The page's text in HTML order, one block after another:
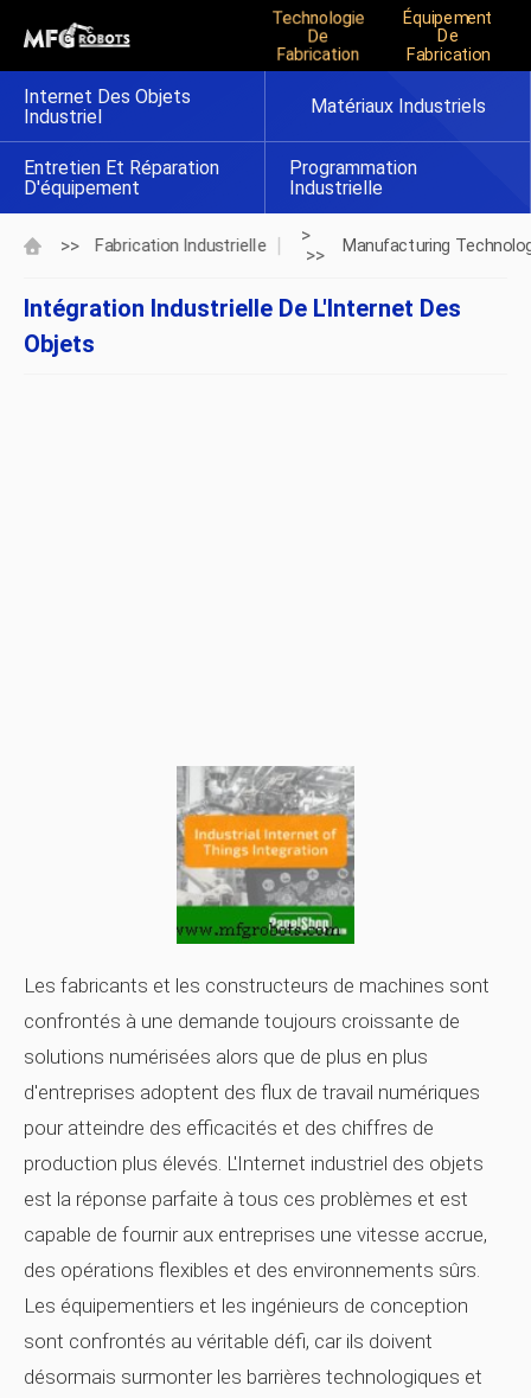
Technologie
De
Fabrication
Équipement
De
Fabrication
Internet Des Objets
Industriel
Matériaux Industriels
Entretien Et Réparation
D'équipement
Programmation
Industrielle
>> Fabrication Industrielle
>
>>
Manufacturing
Intégration Industrielle De L'Internet Des
Objets
Les fabricants et les constructeurs de machines sont
confrontés à une demande toujours croissante de
solutions numérisées alors que de plus en plus
d'entreprises adoptent des flux de travail numériques
pour atteindre des efficacités et des chiffres de
production plus élevés. L'Internet industriel des objets
est la réponse parfaite à tous ces problèmes et est
capable de fournir aux entreprises une vitesse accrue,
des opérations flexibles et des environnements sûrs.
Les équipementiers et les ingénieurs de conception
sont confrontés au véritable défi, car ils doivent
désormais surmonter les barrières technologiques et